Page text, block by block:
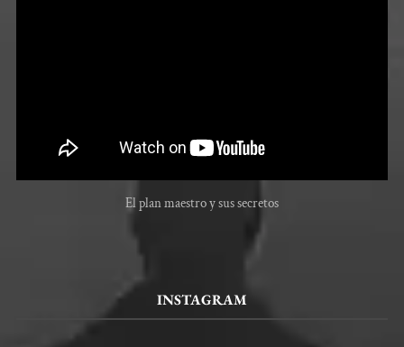
El plan maestro y sus secretos
INSTAGRAM